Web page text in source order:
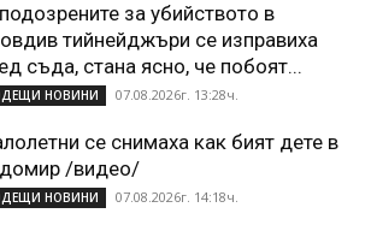
за убийството в
тийнейджъри се изправиха
съда, стана ясно, че побоят...
НОВИНИ 07.08.2026г. 13:28ч.
се снимаха как бият дете в
/видео/
НОВИНИ 07.08.2026г. 14:18ч.